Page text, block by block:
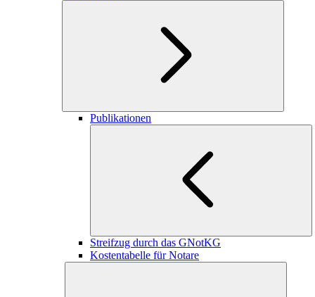
Publikationen
Streifzug durch das GNotKG
Kostentabelle für Notare